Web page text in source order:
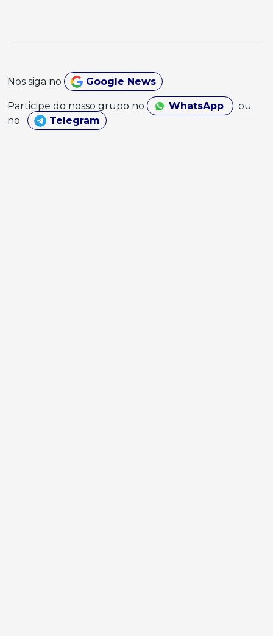
Nos siga no Google News
Participe do nosso grupo no WhatsApp
ou
no
Telegram